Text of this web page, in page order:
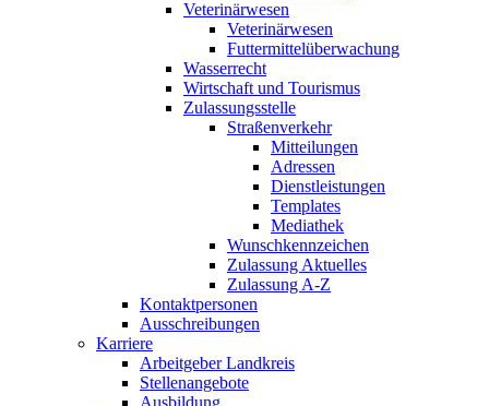
Veterinärwesen
Veterinärwesen
Futtermittelüberwachung
Wasserrecht
Wirtschaft und Tourismus
Zulassungsstelle
Straßenverkehr
Mitteilungen
Adressen
Dienstleistungen
Templates
Mediathek
Wunschkennzeichen
Zulassung Aktuelles
Zulassung A-Z
Kontaktpersonen
Ausschreibungen
Karriere
Arbeitgeber Landkreis
Stellenangebote
Ausbildung